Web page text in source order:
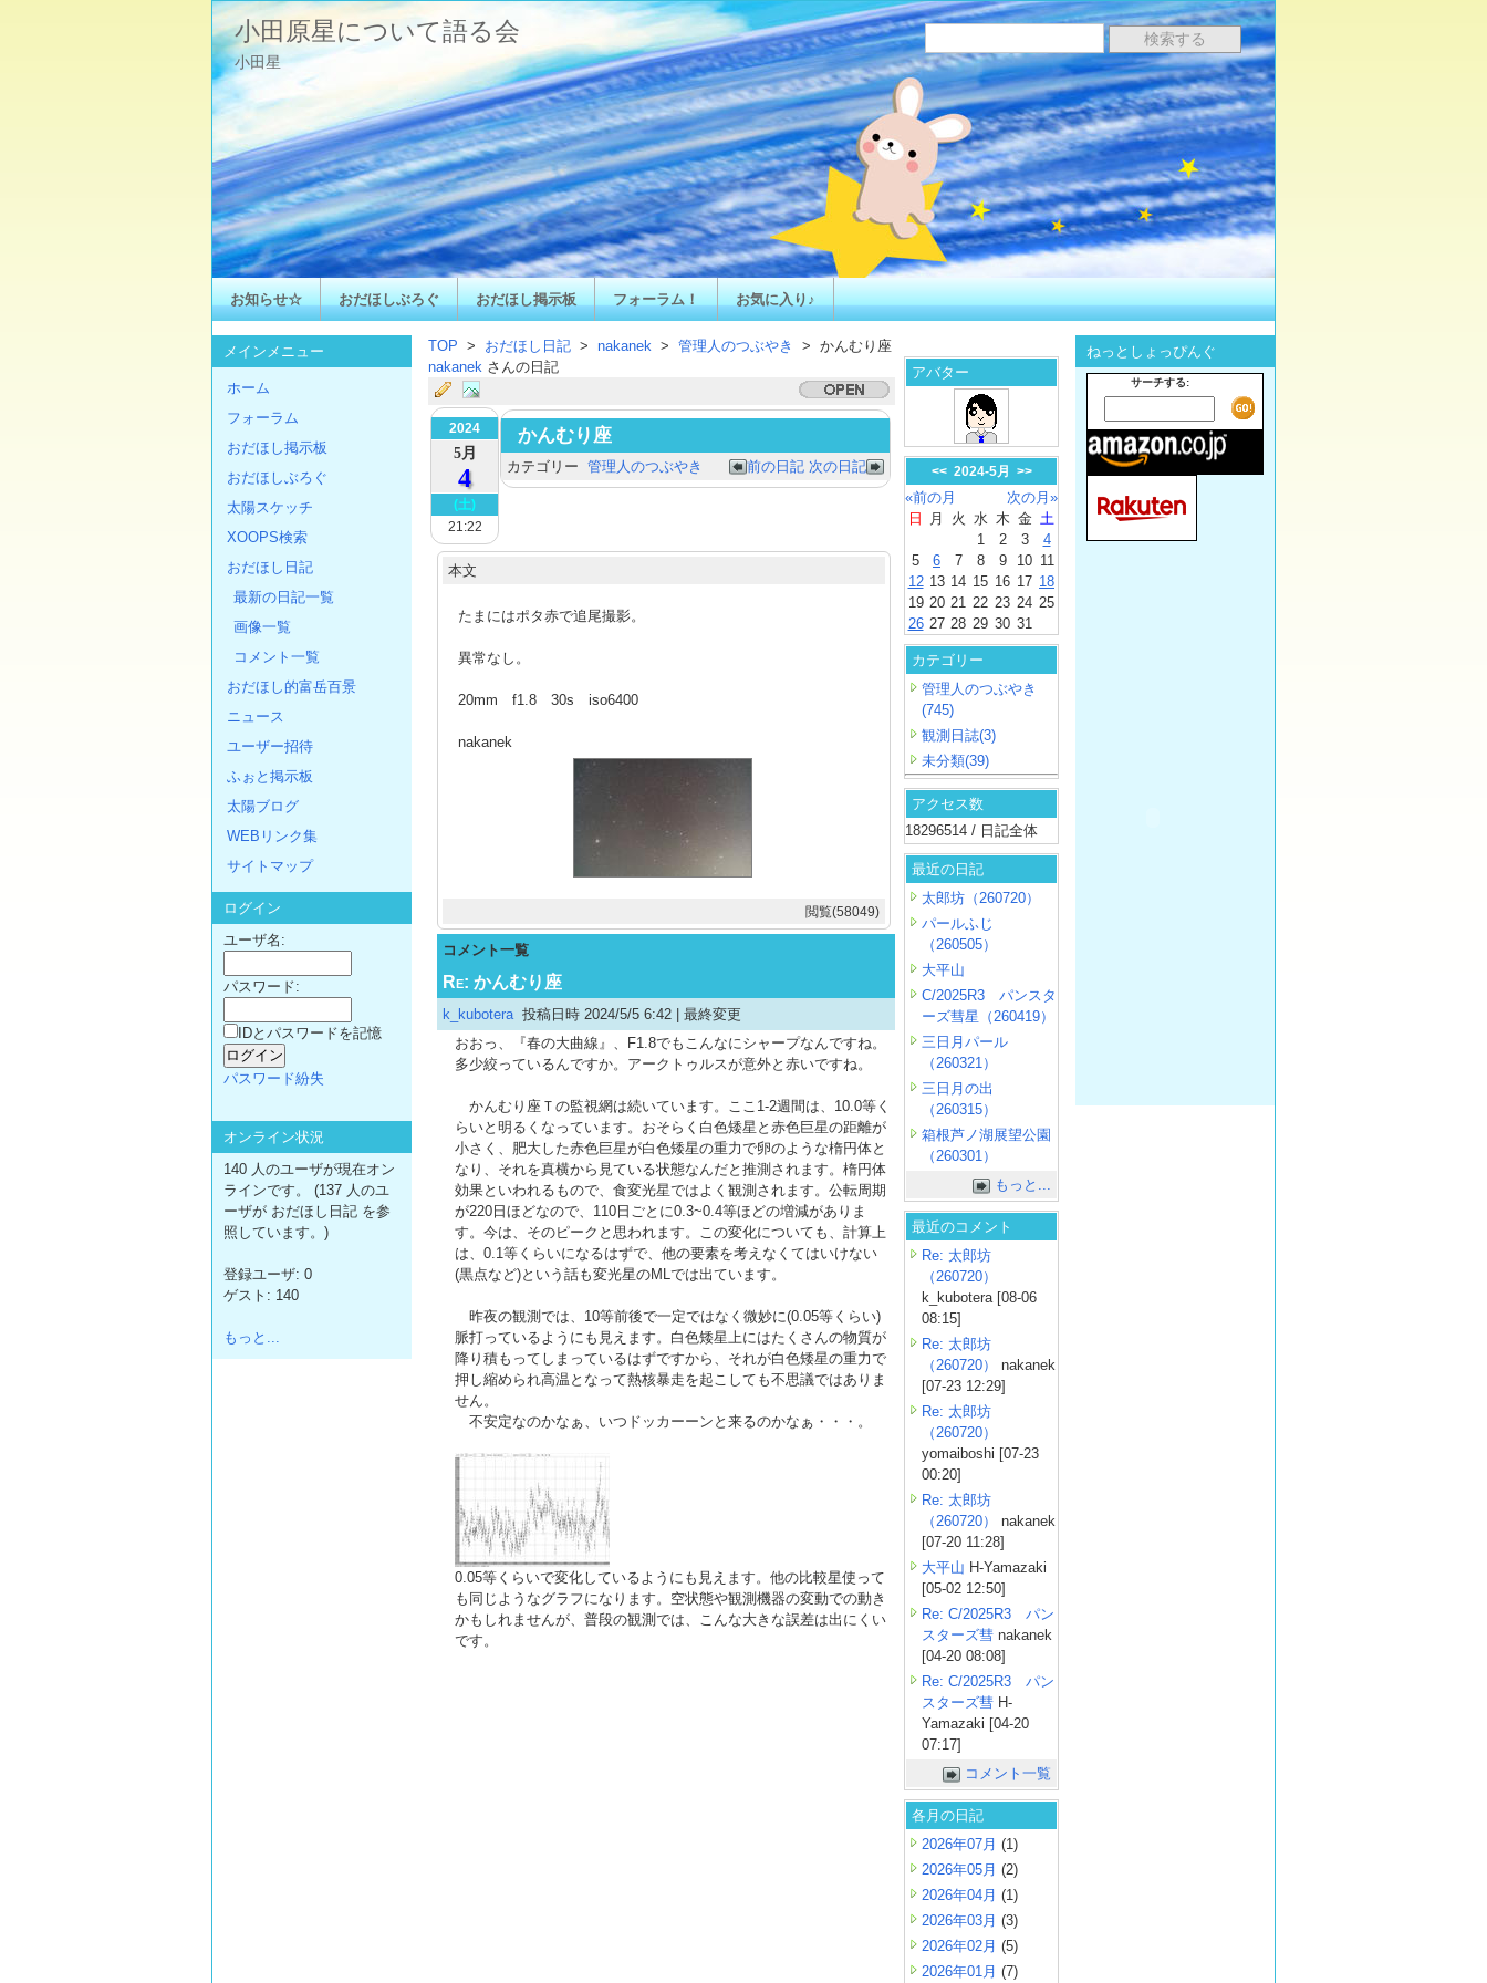
小田原星について語る会
小田星
お知らせ☆ おだほしぶろぐ おだほし掲示板 フォーラム！ お気に入り♪
TOP > おだほし日記 > nakanek > 管理人のつぶやき
> かんむり座
nakanek さんの日記
2024
5月
4
(土)
21:22
かんむり座
前の日記 次の日記
カテゴリー 管理人のつぶやき
本文
たまにはポタ赤で追尾撮影。
異常なし。
20mm f1.8 30s iso6400
nakanek
閲覧(58049)
コメント一覧
Re: かんむり座
k_kubotera投稿日時 2024/5/5 6:42 | 最終変更
おおっ、『春の大曲線』、F1.8でもこんなにシャープなんですね。
多少絞っているんですか。アークトゥルスが意外と赤いですね。
かんむり座Ｔの監視網は続いています。ここ1-2週間は、10.0等く
らいと明るくなっています。おそらく白色矮星と赤色巨星の距離が
小さく、肥大した赤色巨星が白色矮星の重力で卵のような楕円体と
なり、それを真横から見ている状態なんだと推測されます。楕円体
効果といわれるもので、食変光星ではよく観測されます。公転周期
が220日ほどなので、110日ごとに0.3~0.4等ほどの増減がありま
す。今は、そのピークと思われます。この変化についても、計算上
は、0.1等くらいになるはずで、他の要素を考えなくてはいけない
(黒点など)という話も変光星のMLでは出ています。
昨夜の観測では、10等前後で一定ではなく微妙に(0.05等くらい)
脈打っているようにも見えます。白色矮星上にはたくさんの物質が
降り積もってしまっているはずですから、それが白色矮星の重力で
押し縮められ高温となって熱核暴走を起こしても不思議ではありま
せん。
不安定なのかなぁ、いつドッカーーンと来るのかなぁ・・・。
0.05等くらいで変化しているようにも見えます。他の比較星使って
も同じようなグラフになります。空状態や観測機器の変動での動き
かもしれませんが、普段の観測では、こんな大きな誤差は出にくい
です。
アバター
<< 2024-5月 >>
«前の月
次の月»
日
月 火 水 木 金 土
1
2 3
4
5
6 7 8 9 10 11
12 13 14 15 16 17 18
19 20 21 22 23 24 25
26 27 28 29 30 31
カテゴリー
管理人のつぶやき
(745)
観測日誌(3)
未分類(39)
アクセス数
18296514 / 日記全体
最近の日記
太郎坊（260720）
パールふじ
（260505）
大平山
C/2025R3 パンスタ
ーズ彗星（260419）
三日月パール
（260321）
三日月の出
（260315）
箱根芦ノ湖展望公園
（260301）
もっと...
最近のコメント
Re: 太郎坊
（260720）
k_kubotera [08-06
08:15]
Re: 太郎坊
（260720）
nakanek
[07-23 12:29]
Re: 太郎坊
（260720）
yomaiboshi [07-23
00:20]
Re: 太郎坊
（260720）
nakanek
[07-20 11:28]
大平山 H-Yamazaki
[05-02 12:50]
Re: C/2025R3 パン
スターズ彗 nakanek
[04-20 08:08]
Re: C/2025R3 パン
スターズ彗 H-
Yamazaki [04-20
07:17]
コメント一覧
各月の日記
2026年07月 (1)
2026年05月 (2)
2026年04月 (1)
2026年03月 (3)
2026年02月 (5)
2026年01月 (7)
メインメニュー
ホーム
フォーラム
おだほし掲示板
おだほしぶろぐ
太陽スケッチ
XOOPS検索
おだほし日記
最新の日記一覧
画像一覧
コメント一覧
おだほし的富岳百景
ニュース
ユーザー招待
ふぉと掲示板
太陽ブログ
WEBリンク集
サイトマップ
ログイン
ユーザ名:
パスワード:
IDとパスワードを記憶
パスワード紛失
オンライン状況
140 人のユーザが現在オン
ラインです。 (137 人のユ
ーザが おだほし日記 を参
照しています。)
登録ユーザ: 0
ゲスト: 140
もっと...
ねっとしょっぴんぐ
サーチする: